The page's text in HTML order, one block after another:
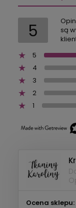
5
są
5
4
3
2
1
Ocena sklepu: